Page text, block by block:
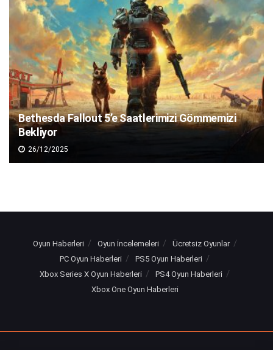
Bethesda Fallout 5’e Saatlerimizi Gömmemizi
Bekliyor
26/12/2025
Oyun Haberleri Oyun İncelemeleri
Ücretsiz Oyunlar
PC Oyun Haberleri
PS5 Oyun Haberleri
Xbox Series X Oyun Haberleri
PS4 Oyun Haberleri
Xbox One Oyun Haberleri